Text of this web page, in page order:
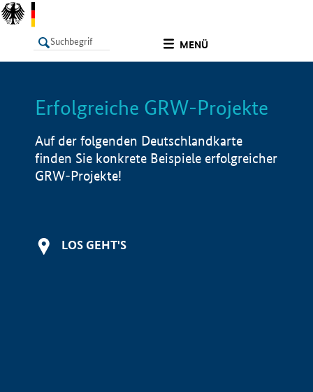
MENÜ
LISTE Info
Erfolgreiche GRW-Projekte
Auf der folgenden Deutschlandkarte
finden Sie konkrete Beispiele erfolgreicher
GRW-Projekte!
LOS GEHT'S